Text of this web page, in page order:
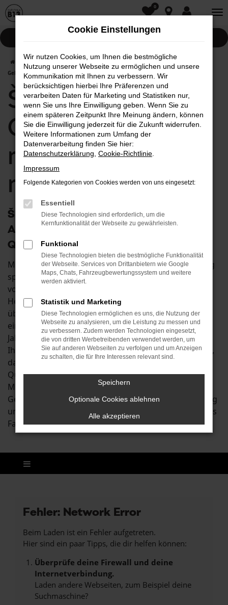
Zum
0
Škoda Rapid
Gebrauchtwagen mit Lieferservice nach Augsburg
Škoda Rapid
Gebrauchtwagen
mit Lieferservice
nach Augsburg
Škoda Rapid Gebrauchtwagen in
Augsburg: Sparen am Preis, nicht an der
Qualität
Mit einem Škoda Rapid Gebrauchtwagen in Augsburg
sparen Sie eine Menge Geld und profitieren dennoch
von einem rundum überzeugenden Fahrzeug. Dem
Hersteller gelingt es in jeder Modellgeneration
überzeugende Fahrzeuge zu präsentieren und so ist
ein Škoda Rapid Gebrauchtwagen gleich welchen
Jahrgangs immer eine gute und langlebige Wahl. Für
Ihre Mobilität in Augsburg achten wir bei jedem Auto,
das bei uns in den Verkauf gelangt, auf einwandfreie
Qualität. Möglich wird dies aufgrund unserer KfZ-
Meisterwerkstatt, in der wir alle Škoda Rapid
Gebrauchtwagen für Augsburg eine genauen Prüfung
unterziehen. In der Folge erhalten Sie ein verlässliches
Fahrzeug zu einem rundum überzeugenden Preis.
Fehler: Network Error
Beim Laden ist ein Fehler aufgetreten.
Hier sind ein paar Tipps, die dir helfen können:
Überprüfe deine Firewall und deine
Internetverbindung.
Laden andere Webseiten, zum Beispiel deine
Suchmaschine?
Cookie Einstellungen
Wir nutzen Cookies, um Ihnen die bestmögliche
Nutzung unserer Webseite zu ermöglichen und unsere
Kommunikation mit Ihnen zu verbessern. Wir
berücksichtigen hierbei Ihre Präferenzen und
verarbeiten Daten für Marketing und Statistiken nur,
wenn Sie uns Ihre Einwilligung geben. Wenn Sie zu
einem späteren Zeitpunkt Ihre Meinung ändern, können
Sie die Einwilligung jederzeit für die Zukunft widerrufen.
Weitere Informationen zum Umfang der
Datenverarbeitung finden Sie hier:
Datenschutzerklärung Cookie-Richtlinie
Impressum
Folgende Kategorien von Cookies werden von uns eingesetzt:
Essentiell
Diese Technologien sind erforderlich, um die
Kernfunktionalität der Webseite zu gewährleisten.
Funktional
Diese Technologien bieten die bestmögliche Funktionalität
der Webseite. Services von Drittanbietern wie Google
Maps, Chats, Fahrzeugbewertungssystem und weitere
werden aktiviert.
Statistik und Marketing
Diese Technologien ermöglichen es uns, die Nutzung der
Webseite zu analysieren, um die Leistung zu messen und
zu verbessern. Zudem werden Technologien eingesetzt,
die von dritten Werbetreibenden verwendet werden, um
Sie auf anderen Webseiten zu verfolgen und um Anzeigen
zu schalten, die für Ihre Interessen relevant sind.
Speichern
Optionale Cookies ablehnen
Alle akzeptieren